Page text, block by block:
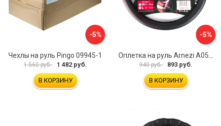
-5%
Чехлы на руль Pingo 09945-1
1 560 руб. 1 482 руб.
В КОРЗИНУ
-5%
940 руб. 893 руб.
В КОРЗИНУ